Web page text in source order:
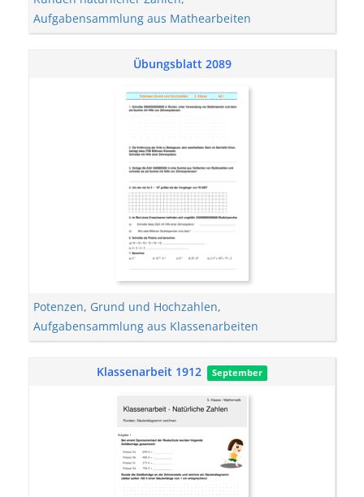
Aufgabensammlung aus Mathearbeiten
Übungsblatt 2089
Potenzen, Grund und Hochzahlen,
Aufgabensammlung aus Klassenarbeiten
Klassenarbeit 1912 September